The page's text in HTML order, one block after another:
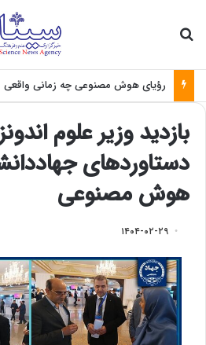
رؤیای هوش مصنوعی چه زمانی واقعی
بازدید وزیر علوم
دستاوردهای
هوش مصنوعی
۱۴۰۴-۰۲-۲۹